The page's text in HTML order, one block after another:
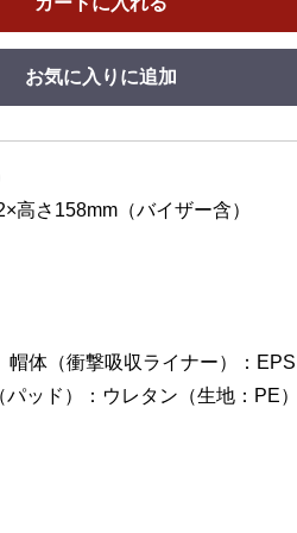
お気に入りに追加
高さ158mm（バイザー含）
帽体（衝撃吸収ライナー）：
パッド）：ウレタン（生地：PE